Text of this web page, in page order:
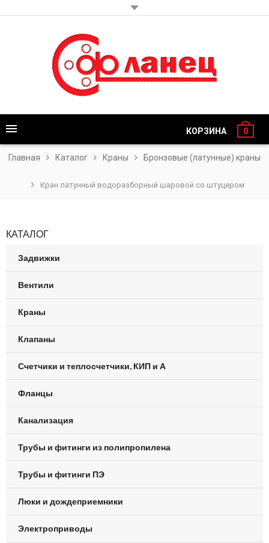
КОРЗИНА 0
Главная Каталог Краны Бронзовые (латунные) краны
Кран латунный водоразборный шаровой со штуцером
КАТАЛОГ
Задвижки
Вентили
Краны
Клапаны
Счетчики и теплосчетчики, КИП и А
Фланцы
Канализация
Трубы и фитинги из полипропилена
Трубы и фитинги ПЭ
Люки и дождеприемники
Электроприводы